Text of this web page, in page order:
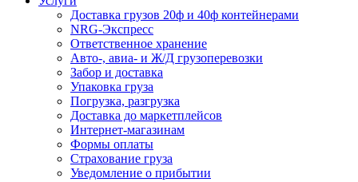
Доставка грузов 20ф и 40ф контейнерами
NRG-Экспресс
Ответственное хранение
Авто-, авиа- и Ж/Д грузоперевозки
Забор и доставка
Упаковка груза
Погрузка, разгрузка
Доставка до маркетплейсов
Интернет-магазинам
Формы оплаты
Страхование груза
Уведомление о прибытии